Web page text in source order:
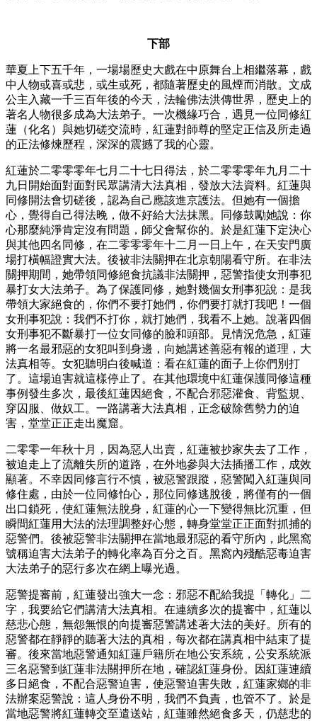
下部
華夏上下五千年，一場場歷史大戲在中原舞台上相繼落幕，戲
中人物或喜或悲，或生或死，都隨著歷史的風煙而消散。文成
公主入藏一千三百年後的今天，法輪佛法洪傳世界，歷史上的
著名人物很多成為大法弟子。一次機緣巧合，遇見一位同修紅
蓮（化名）與她切磋交流時，紅蓮對師尊的堅定正信及所走過
的正法修煉歷程，深深的震撼了我的心靈。
紅蓮於二零零零年七月二十七日得法，於二零零零年九月二十
九日開始面對面對民眾講清大法真相，發放大法資料。紅蓮與
同修開法會切磋後，認為自己應該進京護法。但她有一個擔
心，覺得自己得法晚，做不好給大法抹黑。同修鼓勵她說：你
心那麼純淨肯定沒有問題，師父會幫你的。於是紅蓮下定決心
與其他四名同修，在二零零零年十二月一日上午，在天安門廣
場打橫幅證實大法。後被非法關押在北京朝陽看守所。在非法
關押期間，她帶領同修絕食抗議非法關押，惡警指使女刑事犯
暴打女大法弟子。為了保護同修，她對幾個女刑事犯說：是我
帶領大家絕食的，你們不要打她們，你們要打就打我吧！一個
女刑事犯說：我們不打你，就打她們，我看不上她。說著四個
女刑事犯不斷暴打一位女同修的臉和頭部。見情況危急，紅蓮
將一名最邪惡的女犯叫到身邊，向她講述善惡有報的道理，大
法真相等。女犯聽明白後喊道：看在紅蓮的面子上你們別打
了。這場迫害就這樣停止了。在其他環境中紅蓮保護同修這種
事例發生多次，最後紅蓮因絕食，不配合邪惡灌食、背監規、
穿囚服、做奴工。一路講著大法真相，正念破除舊勢力的迫
害，堂堂正正走出魔窟。
二零零一年秋十月，因為惡人出賣，紅蓮被抄家失去了工作，
被迫走上了流離失所的道路，在外地參與大法插播工作，成效
顯著。不幸因同修言行不慎，被惡警跟蹤，惡警闖入紅蓮與同
修住處，由於一位同修怕心，那位同修逃脫後，將僅有的一個
出口鎖死，使紅蓮無法脫身，紅蓮的心一下變得無比沉重，但
瞬間紅蓮用大法的法理調整好心態，轉身堂堂正正面對抓捕的
惡警們。後被惡警非法關押在當地最邪惡的看守所內，此黑窩
號稱迫害大法弟子的轉化率為百分之百。黑窩內殘酷惡毒迫害
大法弟子的惡行多次在網上曝光過。
惡警提審前，紅蓮發出強大一念：邪惡不配給我提「轉化」二
字，我要給它們講清大法真相。在連續多次的提審中，紅蓮以
慈悲心態，無怨無恨的向提審惡警講述著大法的美好。所有的
惡警都在靜靜的聽著大法的真相，每次都在講真相中結束了提
審。後來當地惡警通知紅蓮戶籍所在地公安系統，公安系統派
三名惡警到紅蓮非法關押所在地，確認紅蓮身份。因紅蓮連續
多日絕食，不配合惡警迫害，使惡警迫害失敗，紅蓮家鄉的非
法辦案惡警說：這人身份不明，我們不負責，也管不了。於是
當地惡警將紅蓮轉交至遣送站，紅蓮雖然絕食多天，仍慈悲的